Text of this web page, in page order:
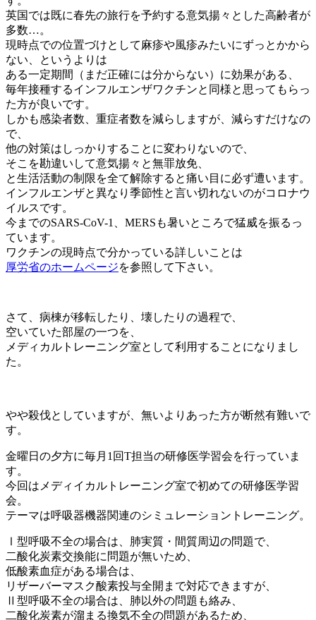
英国では既に春先の旅行を予約する意気揚々とした高齢者が
多数…。
現時点での位置づけとして麻疹や風疹みたいにずっとかから
ない、というよりは
ある一定期間（まだ正確には分からない）に効果がある、
毎年接種するインフルエンザワクチンと同様と思ってもらっ
た方が良いです。
しかも感染者数、重症者数を減らしますが、減らすだけなの
で、
他の対策はしっかりすることに変わりないので、
そこを勘違いして意気揚々と無罪放免、
と生活活動の制限を全て解除すると痛い目に必ず遭います。
インフルエンザと異なり季節性と言い切れないのがコロナウ
イルスです。
今までのSARS-CoV-1、MERSも暑いところで猛威を振るっ
ています。
ワクチンの現時点で分かっている詳しいことは
厚労省のホームページを参照して下さい。
さて、病棟が移転したり、壊したりの過程で、
空いていた部屋の一つを、
メディカルトレーニング室として利用することになりまし
た。
やや殺伐としていますが、無いよりあった方が断然有難いで
す。
金曜日の夕方に毎月1回T担当の研修医学習会を行っていま
す。
今回はメディイカルトレーニング室で初めての研修医学習
会。
テーマは呼吸器機器関連のシミュレーショントレーニング。
Ⅰ型呼吸不全の場合は、肺実質・間質周辺の問題で、
二酸化炭素交換能に問題が無いため、
低酸素血症がある場合は、
リザーバーマスク酸素投与全開まで対応できますが、
Ⅱ型呼吸不全の場合は、肺以外の問題も絡み、
二酸化炭素が溜まる換気不全の問題があるため、